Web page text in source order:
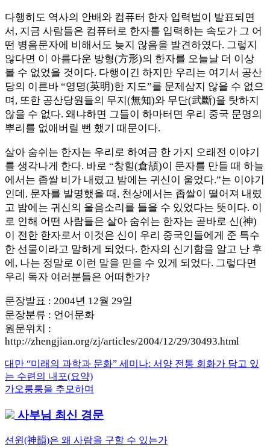
다행히도 역사의 안배와 컴퓨터 한자 입력법이 발표되면
서, 지금 사람들은 컴퓨터로 한자를 입력하는 속도가 그 어
떤 병음문자에 비해서도 늦지 않음을 발견하였다. 그렇지
않다면 이 아름다운 방형(方形)의 한자를 오늘날 더 이상
볼 수 없었을 것이다. 다행이긴 하지만 우리는 여기서 공산
당의 이른바 “영명(英明)한 지도”를 문제삼지 않을 수 없으
며, 또한 공산당원들의 무지(無知)와 무단(武斷)을 탓하지
않을 수 없다. 왜냐하면 그들이 하마터면 우리 중국 문명의
뿌리를 없애버릴 뻔 했기 때문이다.
살아 숨쉬는 한자는 우리로 하여금 한 가지 오래전 이야기
를 생각나게 한다. 바로 “창힐(倉頡)이 문자를 만들 때 하늘
에서는 좁쌀 비가 내렸고 밤에는 귀신이 울었다.”는 이야기
인데, 문자를 발명했을 때, 천상에서는 좁쌀이 떨어져 내렸
고 밤에는 귀신의 울음소리를 들을 수 있었다는 뜻이다. 이
로 인해 어떤 사람들은 살아 숨쉬는 한자는 곧바로 신(神)
이 전한 한자로서 이것은 신이 우리 중국인들에게 준 특수
한 선물이라고 말하게 되었다. 한자의 신기함을 알고 난 후
에, 나는 정말로 이런 말을 믿을 수 있게 되었다. 그렇다면
우리 독자 여러분들은 어떠한가?
문장발표 : 2004년 12월 29일
문장분류 : 언어문화
원문위치 :
http://zhengjian.org/zj/articles/2004/12/29/30493.html
글
내
비
게
Previous
Post:
대만 “미래의 과학과 문화” 세미나: 서양 전통 회화가 담고 있
는 수련의 내포(요약)
Next
가오룽룽을 추모하며
사부님 최신 경문
션윈(神韻)은 왜 사람을 구할 수 있는가